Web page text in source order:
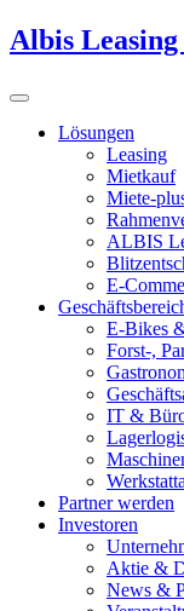
Albis
Lösungen
Leasing
Mietkauf
Miete-
ALBIS
E-
E-Bikes
Forst-,
IT &
Partner werden
Investoren
Aktie &
News &